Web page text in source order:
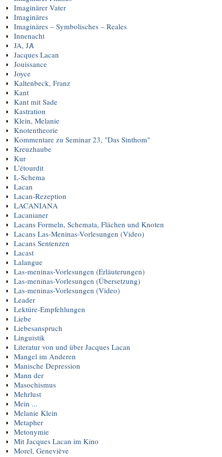
Imaginärer Vater
Imaginäres
Imaginäres – Symbolisches – Reales
Innenacht
JA, JȺ
Jacques Lacan
Jouissance
Joyce
Kaltenbeck, Franz
Kant
Kant mit Sade
Kastration
Klein, Melanie
Knotentheorie
Kommentare zu Seminar 23, "Das Sinthom"
Kreuzhaube
Kur
L'étourdit
L-Schema
Lacan
Lacan-Rezeption
LACANIANA
Lacanianer
Lacans Formeln, Schemata, Flächen und Knoten
Lacans Las-Meninas-Vorlesungen (Video)
Lacans Sentenzen
Lacast
Lalangue
Las-meninas-Vorlesungen (Erläuterungen)
Las-meninas-Vorlesungen (Übersetzung)
Las-meninas-Vorlesungen (Video)
Leader
Lektüre-Empfehlungen
Liebe
Liebesanspruch
Linguistik
Literatur von und über Jacques Lacan
Mangel im Anderen
Manische Depression
Mann der
Masochismus
Mehrlust
Mein ...
Melanie Klein
Metapher
Metonymie
Mit Jacques Lacan im Kino
Morel, Geneviève